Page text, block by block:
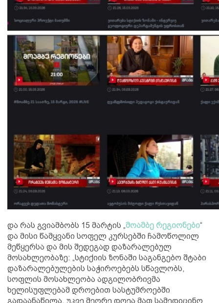
და რას გვიამბობს 15 მარტის „მოამბე რეგიონები“
და მისი წამყვანი სოფელ კურსებში ჩამოწოლილ
მეწყერსა და მის შედეგად დაზარალებულ
მოსახლეობაზე: „სტიქიის ზონაში საგანგებო შტაბი
დაზარალებულების საჭიროებებს სწავლობს,
სოფლის მოსახლეობა ადგილობრივმა
ხელისუფლებამ დროებით სასტუმროებში
გადაანაწილა, უკვე მეორე დღეა მათ სამედიცინო